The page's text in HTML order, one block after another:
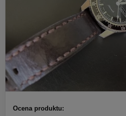
Ocena produktu: